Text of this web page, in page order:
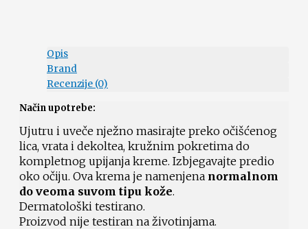
Opis
Brand
Recenzije (0)
Način upotrebe:
Ujutru i uveče nježno masirajte preko očišćenog
lica, vrata i dekoltea, kružnim pokretima do
kompletnog upijanja kreme. Izbjegavajte predio
oko očiju. Ova krema je namenjena normalnom
do veoma suvom tipu kože.
Dermatološki testirano.
Proizvod nije testiran na životinjama.